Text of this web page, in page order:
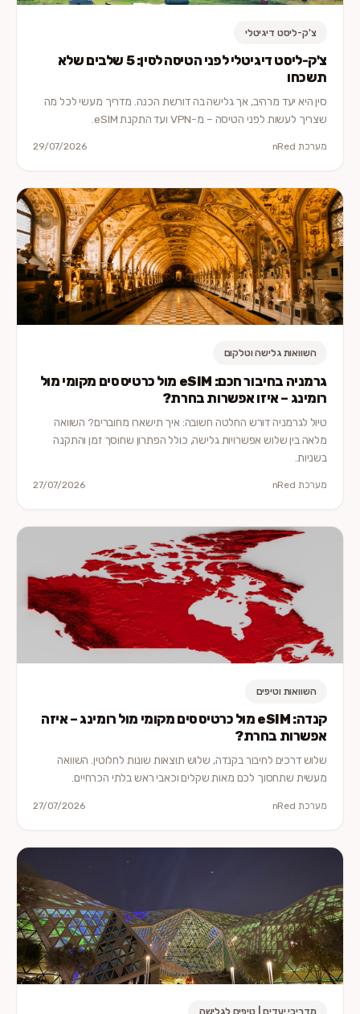
צ'ק-ליסט דיגיטלי
צ'ק-ליסט דיגיטלי לפני הטיסה לסין: 5 שלבים שלא
תשכחו
סין היא יעד מרהיב, אך גלישה בה דורשת הכנה. מדריך מעשי לכל מה
שצריך לעשות לפני הטיסה – מ-VPN ועד התקנת eSIM.
מערכת nRed 29/07/2026
השוואות גלישה וטלקום
גרמניה בחיבור חכם: eSIM מול כרטיס סים מקומי מול
רומינג – איזו אפשרות בחרת?
טיול לגרמניה דורש החלטה חשובה: איך תישארו מחוברים? השוואה
מלאה בין שלוש אפשרויות גלישה, כולל הפתרון שחוסך זמן והתקנה
בשניות.
מערכת nRed 27/07/2026
השוואות וטיפים
קנדה: eSIM מול כרטיס סים מקומי מול רומינג – איזה
אפשרות בחרת?
שלוש דרכים לחיבור בקנדה, שלוש תוצאות שונות לחלוטין. השוואה
מעשית שתחסוך לכם מאות שקלים וכאבי ראש בלתי הכרחיים.
מערכת nRed 27/07/2026
מדריכי יעדים | טיפים לגלישה